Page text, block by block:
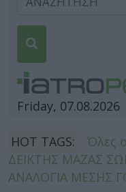
Friday, 07.08.2026
HOT TAGS:
Όλες
ΔΕΙΚΤΗΣ ΜΑΖΑΣ
ΑΝΑΛΟΓΙΑ ΜΕΣΗΣ